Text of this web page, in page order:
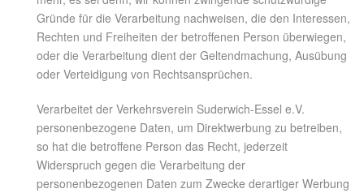
Gründe für die Verarbeitung nachweisen, die den Interessen,
Rechten und Freiheiten der betroffenen Person überwiegen,
oder die Verarbeitung dient der Geltendmachung, Ausübung
oder Verteidigung von Rechtsansprüchen.
Verarbeitet der Verkehrsverein Suderwich-Essel e.V.
personenbezogene Daten, um Direktwerbung zu betreiben,
so hat die betroffene Person das Recht, jederzeit
Widerspruch gegen die Verarbeitung der
personenbezogenen Daten zum Zwecke derartiger Werbung